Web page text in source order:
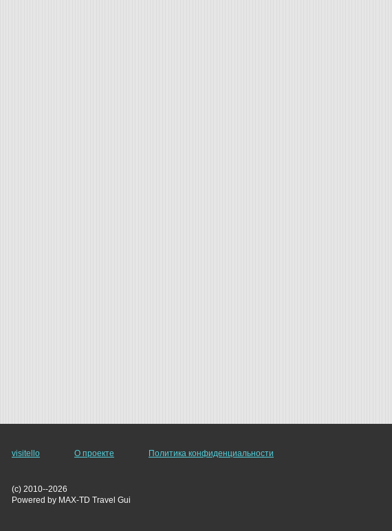
visitello О проекте Политика конфиденциальности
(c) 2010--2026
Powered by MAX-TD Travel Gui